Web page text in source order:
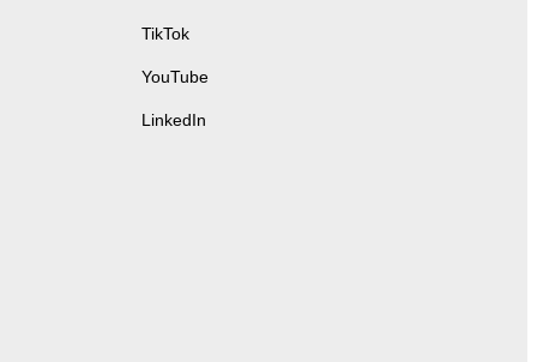
TikTok
YouTube
LinkedIn